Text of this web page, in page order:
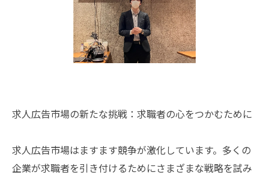
求人広告市場の新たな挑戦：求職者の心をつかむために
求人広告市場はますます競争が激化しています。多くの
企業が求職者を引き付けるためにさまざまな戦略を試み